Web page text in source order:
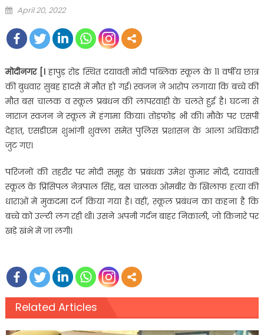
Posted
April 20, 2022
मोदीनगर [।हापुड़ रोड स्थित दयावती मोदी पब्लिक स्कूल के 11 वर्षीय छात्र
की बुधवार सुबह हादसे में मौत हो गई। स्वजन ने आरोप लगाया कि बच्चे की
मौत बस चालक व स्कूल प्रबंधन की लापरवाही के चलते हुई है। घटना से
नाराज स्वजन ने स्कूल में हंगामा किया। तोड़फोड़ भी की। मौके पर एसपी
देहात, एसडीएम शुभांगी शुक्ला समेत पुलिस प्रशासन के आला अधिकारी
जुट गए।
परिजनों की तहरीर पर मोदी समूह के प्रबंधक उमेश कुमार मोदी, दयावती
स्कूल के प्रिंसिपल नेत्रपाल सिंह, बस चालक ओमबीर के खिलाफ हत्या की
धाराओं में मुकदमा दर्ज किया गया है। वहीं, स्कूल प्रबंधन का कहना है कि
बच्चे को उल्टी लग रही थी। उसने अपनी गर्दन बाहर निकाली, जो किनारे पर
खड़े खंभे में जा लगी।
Related Articles